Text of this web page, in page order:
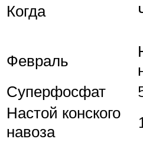
Когда
Февраль
Суперфосфат
Настой конского
навоза